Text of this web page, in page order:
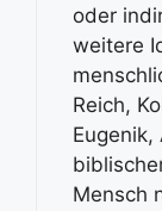
oder
weitere
Reich,
Mensch